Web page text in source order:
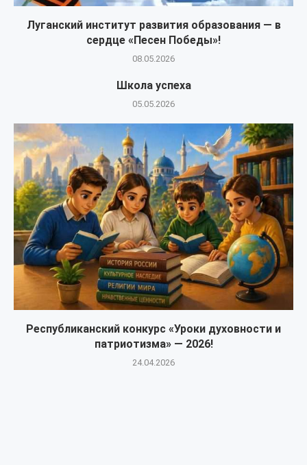
Луганский институт развития образования — в
сердце «Песен Победы»!
08.05.2026
Школа успеха
05.05.2026
Республиканский конкурс «Уроки духовности и
патриотизма» — 2026!
24.04.2026